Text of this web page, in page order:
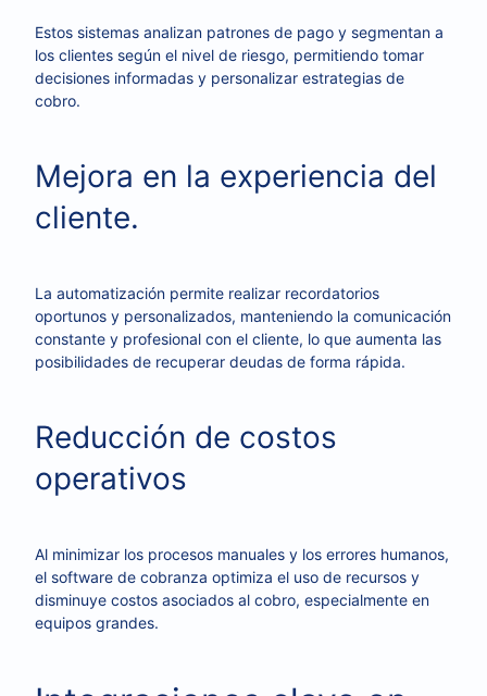
Estos sistemas analizan patrones de pago y segmentan a
los clientes según el nivel de riesgo, permitiendo tomar
decisiones informadas y personalizar estrategias de
cobro.
Mejora en la experiencia del
cliente.
La automatización permite realizar recordatorios
oportunos y personalizados, manteniendo la comunicación
constante y profesional con el cliente, lo que aumenta las
posibilidades de recuperar deudas de forma rápida.
Reducción de costos
operativos
Al minimizar los procesos manuales y los errores humanos,
el software de cobranza optimiza el uso de recursos y
disminuye costos asociados al cobro, especialmente en
equipos grandes.